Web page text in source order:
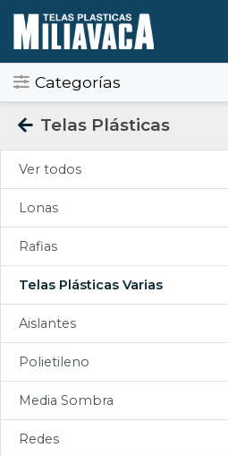
Categorías
Categorias
Todos
Gráfica / Comunicación Visual
Tapicería
Telas Plásticas
Telas Plásticas
Ver todos
Lonas
Rafias
Telas Plásticas Varias
Aislantes
Polietileno
Media Sombra
Redes
Felpudos
Toldos
Pisos
Sogas